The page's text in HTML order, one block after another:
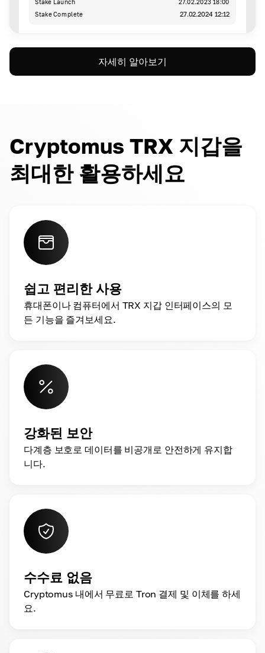
Stake Launch
27.02.2023 18:00
Stake Complete
27.02.2024 12:12
자세히 알아보기
Cryptomus TRX 지갑을
최대한 활용하세요
쉽고 편리한 사용
휴대폰이나 컴퓨터에서 TRX 지갑 인터페이스의 모
든 기능을 즐겨보세요.
강화된 보안
다계층 보호로 데이터를 비공개로 안전하게 유지합
니다.
수수료 없음
Cryptomus 내에서 무료로 Tron 결제 및 이체를 하세
요.